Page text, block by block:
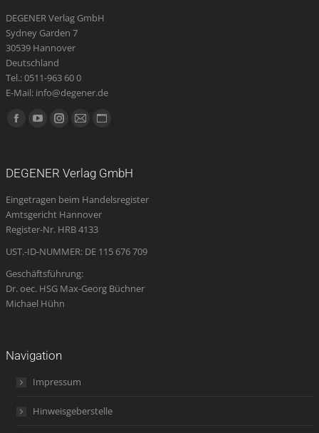
DEGENER Verlag GmbH
Sydney Garden 7
30539 Hannover
Deutschland
Tel.: 0511-963 60 0
E-Mail: info@degener.de
Finden Sie uns auf:
Facebook
new
window
YouTube
new
window
Instagram
new
window
E-
opens
in
new
Website
new
DEGENER Verlag GmbH
Eingetragen beim Handelsregister
Amtsgericht Hannover
Register-Nr. HRB 4133
UST.-ID-NUMMER: DE 115 676 709
Geschäftsführung:
Dr. oec. HSG Max-Georg Büchner
Michael Hühn
Navigation
Impressum
Hinweisgeberstelle